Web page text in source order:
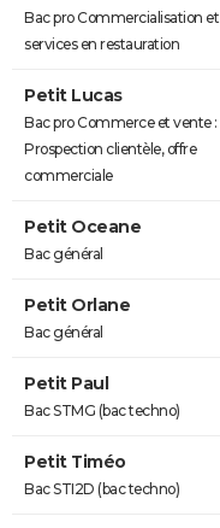
Bac pro Commercialisation et
services en restauration
Petit Lucas
Bac pro Commerce et vente :
Prospection clientèle, offre
commerciale
Petit Oceane
Bac général
Petit Orlane
Bac général
Petit Paul
Bac STMG (bac techno)
Petit Timéo
Bac STI2D (bac techno)